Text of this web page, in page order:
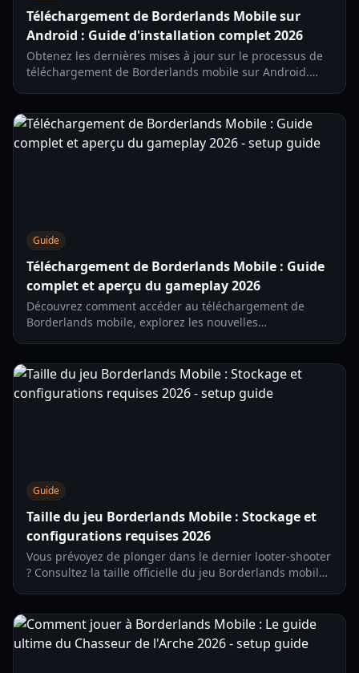
Téléchargement de Borderlands Mobile sur
Android : Guide d'installation complet 2026
Obtenez les dernières mises à jour sur le processus de
téléchargement de Borderlands mobile sur Android.
expérience de Chasseur de l'Arche sur mobile.
Guide
Téléchargement de Borderlands Mobile : Guide
complet et aperçu du gameplay 2026
Découvrez comment accéder au téléchargement de
Borderlands mobile, explorez les nouvelles
Guide
Taille du jeu Borderlands Mobile : Stockage et
configurations requises 2026
Vous prévoyez de plonger dans le dernier looter-shooter
? Consultez la taille officielle du jeu Borderlands mobile,